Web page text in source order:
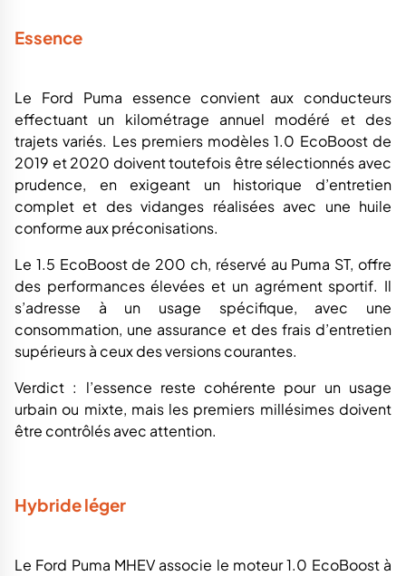
Essence
Le Ford Puma essence convient aux conducteurs
effectuant un kilométrage annuel modéré et des
trajets variés. Les premiers modèles 1.0 EcoBoost de
2019 et 2020 doivent toutefois être sélectionnés avec
prudence, en exigeant un historique d’entretien
complet et des vidanges réalisées avec une huile
conforme aux préconisations.
Le 1.5 EcoBoost de 200 ch, réservé au Puma ST, offre
des performances élevées et un agrément sportif. Il
s’adresse à un usage spécifique, avec une
consommation, une assurance et des frais d’entretien
supérieurs à ceux des versions courantes.
Verdict : l’essence reste cohérente pour un usage
urbain ou mixte, mais les premiers millésimes doivent
être contrôlés avec attention.
Hybride léger
Le Ford Puma MHEV associe le moteur 1.0 EcoBoost à